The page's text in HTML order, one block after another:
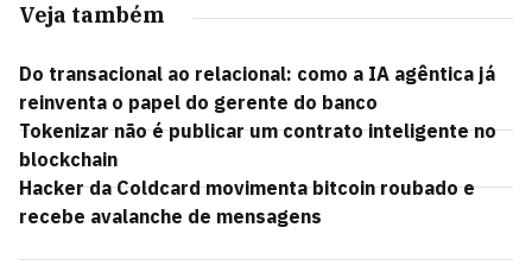
Veja também
Do transacional ao relacional: como a IA agêntica já
reinventa o papel do gerente do banco
Tokenizar não é publicar um contrato inteligente no
blockchain
Hacker da Coldcard movimenta bitcoin roubado e
recebe avalanche de mensagens